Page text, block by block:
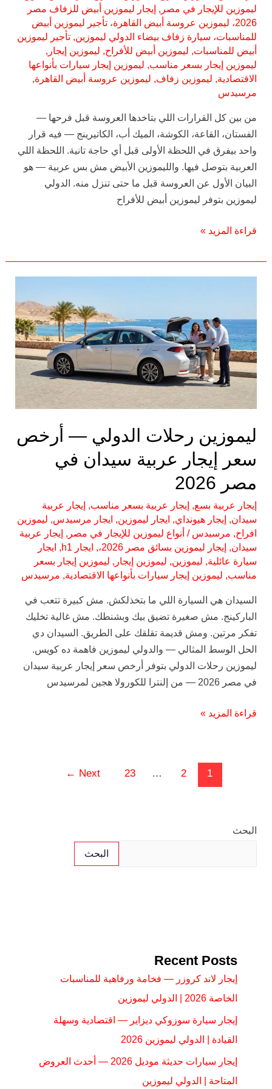
ليموزين للإيجار في مصر , إيجار ليموزين أبيض للزفاف مصر
2026، ليموزين عروسة أبيض القاهرة، تأجير ليموزين أبيض
للمناسبات، سيارة زفاف بيضاء الدولي ليموزين, تأجير ليموزين
أبيض للمناسبات, ليموزين أبيض للأفراح, ليموزين إيجار ,
ليموزين إيجار بسعر مناسب, ليموزين إيجار سيارات بأنواعها
الاقتصادية, ليموزين زفاف, ليموزين عروسة أبيض القاهرة,
مرسيدس
من بين كل القرارات اللي بتاخدها العروسة قبل فرحها —
الفستان، القاعة، الكوشة، الميك أب، الكاتيرينج — فيه قرار
واحد بيفرق في اللحظة الأولى قبل أي حاجة تانية. اللحظة اللي
العربية بتوصل فيها. والليموزين الأبيض مش بس عربية — هو
البيان الأول عن العروسة قبل ما حتى تنزل منه. الدولي
ليموزين بتوفر ليموزين أبيض للأفراح
قراءة المزيد »
ليموزين رحلات الدولي — أرخص
سعر إيجار عربية سيدان في
مصر 2026
إيجار عربية بسع, إيجار عربية بسعر مناسب, إيجار عربية
سيدان, إيجار هيونداي, ايجار ليموزين, ايجار مرسيدس, ليموزين
افراح, مرسيدس / أنواع ليموزين للإيجار في مصر , إيجار عربية
سيدان, إيجار ليموزين بسائق مصر 2026، , ايجار h1 , ايجار
سيارة عائلية, ليموزين, ليموزين إيجار , ليموزين إيجار بسعر
مناسب, ليموزين إيجار سيارات بأنواعها الاقتصادية, مرسيدس
السيدان هي السيارة اللي ما بتخذلكش. مش كبيرة تتعب في
الباركينج. مش صغيرة تضيق بيك وبشنطك. مش غالية تخليك
تفكر مرتين. ومش قديمة تقلقك على الطريق. السيدان دي
الحل الوسط المثالي — والدولي ليموزين فاهمة ده كويس.
ليموزين رحلات الدولي بتوفر أرخص سعر إيجار عربية سيدان
في مصر 2026 — من إلنترا للكورولا هجين لمرسيدس
الدولي
—
أرخص
سعر
إيجار
عربية
في
2026
قراءة المزيد »
1
2
…
23
Next
←
البحث
البحث
Recent Posts
إيجار لاند كروزر — فخامة ورفاهية للمناسبات
الخاصة 2026 | الدولي ليموزين
إيجار سيارة سوزوكي ديزاير — اقتصادية وسهلة
القيادة | الدولي ليموزين 2026
إيجار سيارات حديثة موديل 2026 — أحدث العروض
المتاحة | الدولي ليموزين